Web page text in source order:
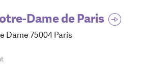
Dame de Paris
Dame 75004 Paris